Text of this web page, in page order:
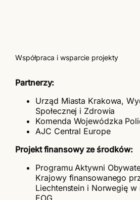
Współpraca i wsparcie projekty
Partnerzy:
Urząd Miasta Krakowa,
Społecznej i Zdrowia
Komenda Wojewódzka
AJC Central Europe
Projekt finansowy ze środków:
Programu Aktywni
Krajowy finansowanego
Liechtenstein i Norwegię w
EOG